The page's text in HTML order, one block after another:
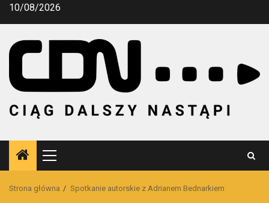
Przejdź
10/08/2026
Menu
główne
Strona główna Spotkanie autorskie z Adrianem Bednarkiem